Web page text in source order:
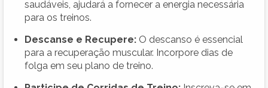
saudáveis, ajudará a fornecer a energia necessária
para os treinos.
Descanse e Recupere: O descanso é essencial
para a recuperação muscular. Incorpore dias de
folga em seu plano de treino.